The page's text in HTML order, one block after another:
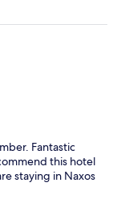
Fantastic
this hotel
staying in Naxos